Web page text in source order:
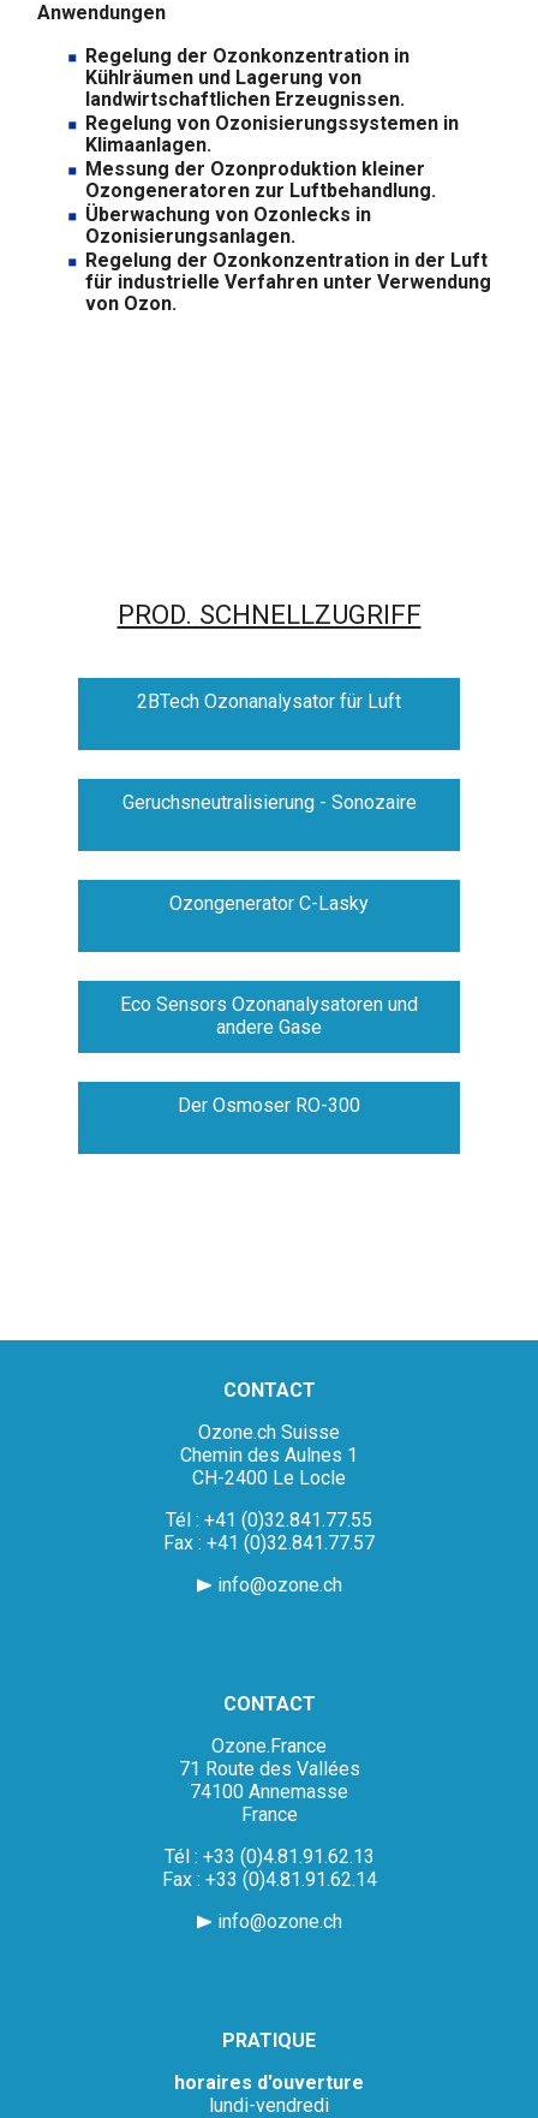
Anwendungen
Regelung der Ozonkonzentration in
Kühlräumen und Lagerung von
landwirtschaftlichen Erzeugnissen.
Regelung von Ozonisierungssystemen in
Klimaanlagen.
Messung der Ozonproduktion kleiner
Ozongeneratoren zur Luftbehandlung.
Überwachung von Ozonlecks in
Ozonisierungsanlagen.
Regelung der Ozonkonzentration in der Luft
für industrielle Verfahren unter Verwendung
von Ozon.
PROD. SCHNELLZUGRIFF
2BTech Ozonanalysator für Luft
Geruchsneutralisierung - Sonozaire
Ozongenerator C-Lasky
Eco Sensors Ozonanalysatoren und
andere Gase
Der Osmoser RO-300
CONTACT
Ozone.ch Suisse
Chemin des Aulnes 1
CH-2400 Le Locle
Tél : +41 (0)32.841.77.55
Fax : +41 (0)32.841.77.57
info@ozone.ch
CONTACT
Ozone.France
71 Route des Vallées
74100 Annemasse
France
Tél : +33 (0)4.81.91.62.13
Fax : +33 (0)4.81.91.62.14
info@ozone.ch
PRATIQUE
horaires d'ouverture
lundi-vendredi